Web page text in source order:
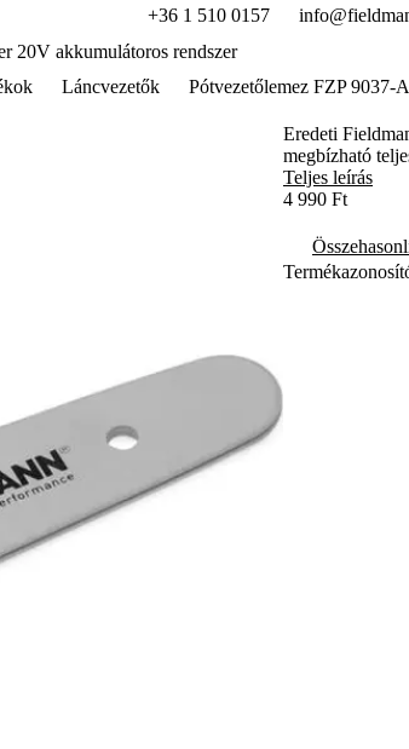
+36 1 510 0157
20V akkumulátoros rendszer
Láncvezetők
Pótvezetőlemez FZP 9037-A
Eredeti
megbízható
Teljes leírás
4 990 Ft